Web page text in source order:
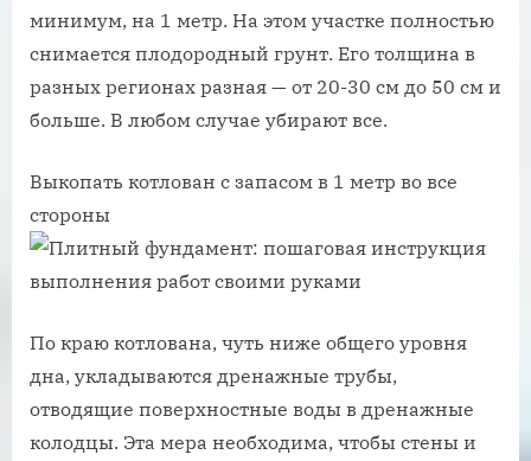
минимум, на 1 метр. На этом участке полностью
снимается плодородный грунт. Его толщина в
разных регионах разная — от 20-30 см до 50 см и
больше. В любом случае убирают все.
Выкопать котлован с запасом в 1 метр во все
стороны
По краю котлована, чуть ниже общего уровня
дна, укладываются дренажные трубы,
отводящие поверхностные воды в дренажные
колодцы. Эта мера необходима, чтобы стены и